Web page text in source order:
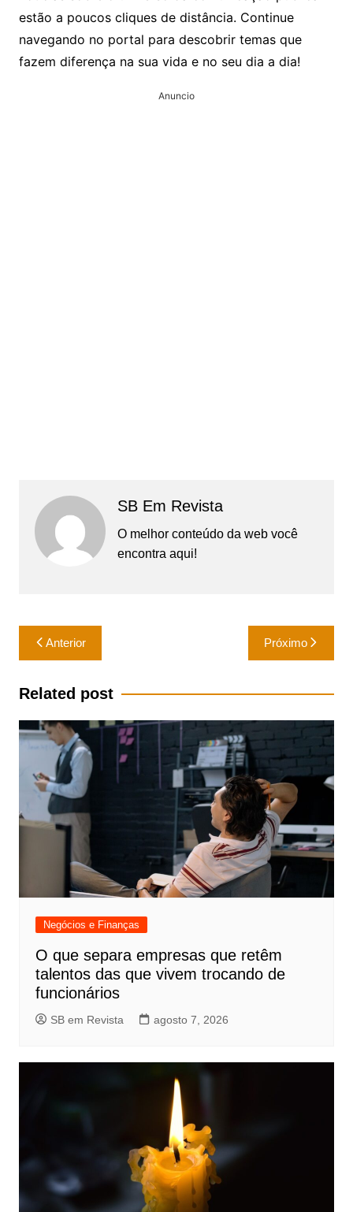
estão a poucos cliques de distância. Continue
navegando no portal para descobrir temas que
fazem diferença na sua vida e no seu dia a dia!
Anuncio
SB Em Revista
O melhor conteúdo da web você
encontra aqui!
Navegação
de
Post
Anterior Próximo
Related post
Negócios e Finanças
O que separa empresas que retêm
talentos das que vivem trocando de
funcionários
SB em Revista agosto 7, 2026